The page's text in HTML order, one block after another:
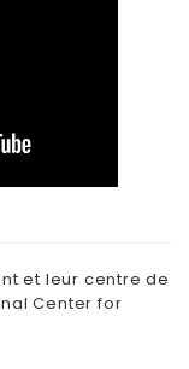
et leur centre de
Center for